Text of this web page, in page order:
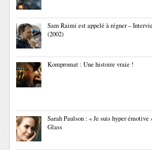
Sam Raimi est appelé à régner –
(2002)
Kompromat : Une histoire vraie !
Sarah Paulson : « Je suis hyper
Glass